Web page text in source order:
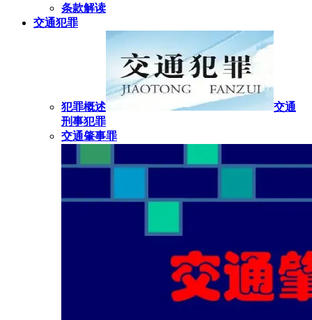
条款解读
交通犯罪
犯罪概述
交通
刑事犯罪
交通肇事罪